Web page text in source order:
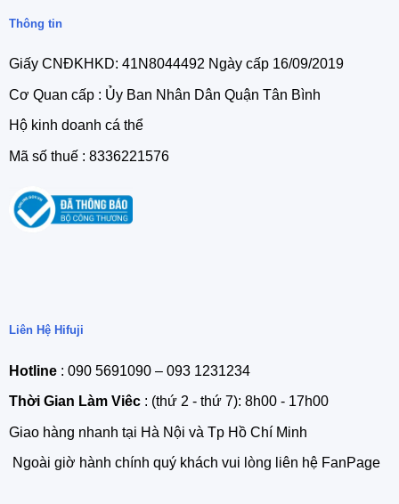
Thông tin
Giấy CNĐKHKD: 41N8044492 Ngày cấp 16/09/2019
Cơ Quan cấp : Ủy Ban Nhân Dân Quận Tân Bình
Hộ kinh doanh cá thể
Mã số thuế : 8336221576
Liên Hệ Hifuji
Hotline: 090 5691090 – 093 1231234
Thời Gian Làm Viêc: (thứ 2 - thứ 7): 8h00 - 17h00
Giao hàng nhanh tại Hà Nội và Tp Hồ Chí Minh
Ngoài giờ hành chính quý khách vui lòng liên hệ FanPage